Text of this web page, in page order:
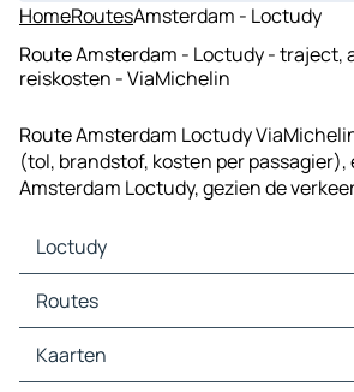
HomeRoutesAmsterdam - Loctudy
Route Amsterdam - Loctudy - traject,
reiskosten - ViaMichelin
Route Amsterdam Loctudy
(tol, brandstof, kosten per passagier),
Amsterdam Loctudy, gezien de
Loctudy
Loctudy Kaarten
Loctudy Verkeer
Loctudy Hotels
Loctudy Restaurants
Routes
Routes Loctudy - Quimper
Routes Loctudy - Saint-Jean-Trolimon
Kaarten